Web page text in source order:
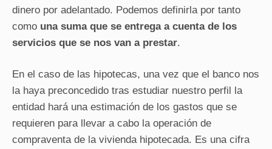
dinero por adelantado. Podemos definirla por tanto
como una suma que se entrega a cuenta de los
servicios que se nos van a prestar.
En el caso de las hipotecas, una vez que el banco nos
la haya preconcedido tras estudiar nuestro perfil la
entidad hará una estimación de los gastos que se
requieren para llevar a cabo la operación de
compraventa de la vivienda hipotecada. Es una cifra